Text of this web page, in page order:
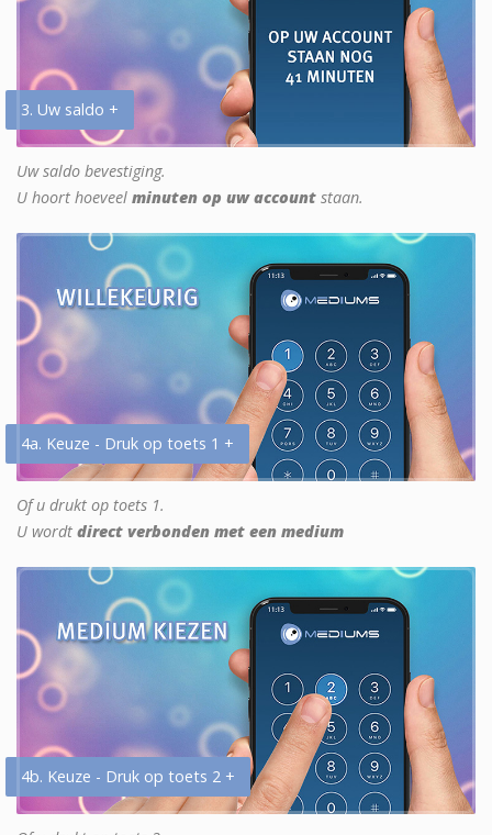
3. Uw saldo +
Uw saldo bevestiging.
U hoort hoeveel minuten op uw account staan.
4a. Keuze - Druk op toets 1 +
Of u drukt op toets 1.
U wordt direct verbonden met een medium
4b. Keuze - Druk op toets 2 +